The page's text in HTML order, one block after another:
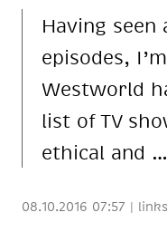
Ha­ving seen
epi­so­des,
West­world
list of TV
ethi­cal and …
08.10.2016 07:57 | links